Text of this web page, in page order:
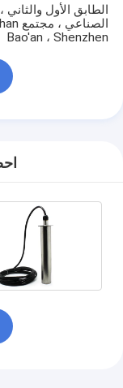
Bao'an ، Shenzhen